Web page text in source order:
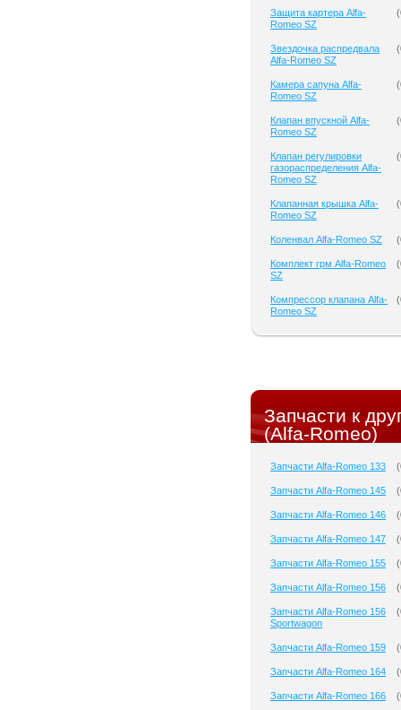
Защита картера Alfa-
Romeo SZ
(
Звездочка распредвала
Alfa-Romeo SZ
(
Камера сапуна Alfa-
Romeo SZ
(
Клапан впускной Alfa-
Romeo SZ
(
Клапан регулировки
газораспределения Alfa-
Romeo SZ
(
Клапанная крышка Alfa-
Romeo SZ
(
Коленвал Alfa-Romeo SZ (
Комплект грм Alfa-Romeo
SZ
(
Компрессор клапана Alfa-
Romeo SZ
(
Запчасти к
(Alfa-Romeo)
Запчасти Alfa-Romeo 133 (
Запчасти Alfa-Romeo 145 (
Запчасти Alfa-Romeo 146 (
Запчасти Alfa-Romeo 147 (
Запчасти Alfa-Romeo 155 (
Запчасти Alfa-Romeo 156 (
Запчасти Alfa-Romeo 156
Sportwagon
(
Запчасти Alfa-Romeo 159 (
Запчасти Alfa-Romeo 164 (
Запчасти Alfa-Romeo 166 (